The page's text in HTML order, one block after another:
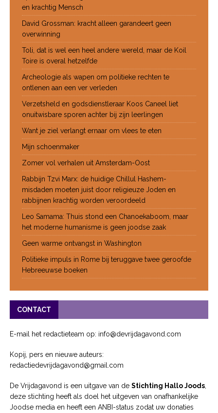
en krachtig Mensch
David Grossman: kracht alleen garandeert geen
overwinning
Toli, dat is wel een heel andere wereld, maar de Koil
Toire is overal hetzelfde
Archeologie als wapen om politieke rechten te
ontlenen aan een ver verleden
Verzetsheld en godsdienstleraar Koos Caneel liet
onuitwisbare sporen achter bij zijn leerlingen
Want je ziel verlangt ernaar om vlees te eten
Mijn schoenmaker
Zomer vol verhalen uit Amsterdam-Oost
Rabbijn Tzvi Marx: de huidige Chillul Hashem-
misdaden moeten juist door religieuze Joden en
rabbijnen krachtig worden veroordeeld
Leo Samama: Thuis stond een Chanoekaboom, maar
het moderne humanisme is geen joodse zaak
Geen warme ontvangst in Washington
Politieke impuls in Rome bij teruggave twee geroofde
Hebreeuwse boeken
CONTACT
E-mail het redactieteam op: info@devrijdagavond.com
Kopij, pers en nieuwe auteurs:
redactiedevrijdagavond@gmail.com
De Vrijdagavond is een uitgave van de Stichting Hallo Joods
deze stichting heeft als doel het uitgeven van onafhankelijke
Joodse media en heeft een ANBI-status zodat uw donaties